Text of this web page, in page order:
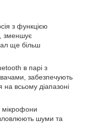
з функцією
зменшує
ще більш
в парі з
забезпечують
на всьому діапазоні
мікрофони
шуми та